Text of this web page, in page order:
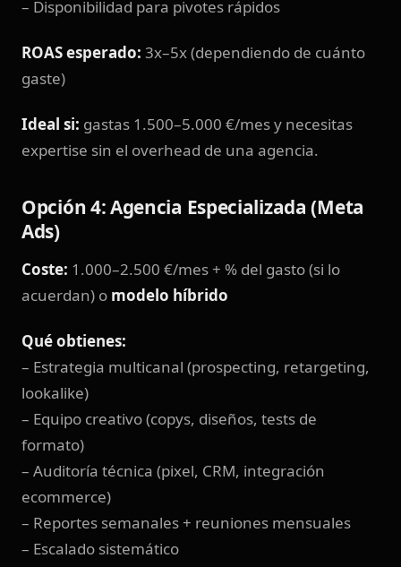
– Disponibilidad para pivotes rápidos
ROAS esperado: 3x–5x (dependiendo de cuánto
gaste)
Ideal si: gastas 1.500–5.000 €/mes y necesitas
expertise sin el overhead de una agencia.
Opción 4: Agencia Especializada (Meta
Ads)
Coste: 1.000–2.500 €/mes + % del gasto (si lo
acuerdan) o modelo híbrido
Qué obtienes:
– Estrategia multicanal (prospecting, retargeting,
lookalike)
– Equipo creativo (copys, diseños, tests de
formato)
– Auditoría técnica (pixel, CRM, integración
ecommerce)
– Reportes semanales + reuniones mensuales
– Escalado sistemático